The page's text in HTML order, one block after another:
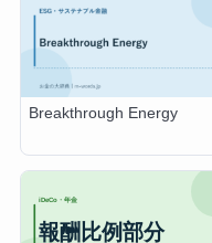
Breakthrough Energy